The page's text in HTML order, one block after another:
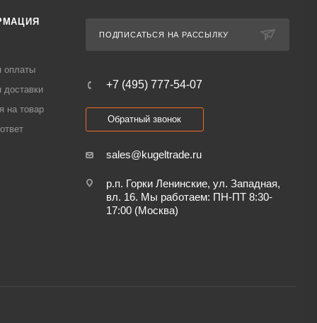
оплаты
доставки
на товар
ПОДПИСАТЬСЯ НА РАССЫЛКУ
+7 (495) 777-54-07
Обратный звонок
sales@kugeltrade.ru
р.п. Горки Ленинские, ул. Западная,
вл. 16. Мы работаем: ПН-ПТ 8:30-
17:00 (Москва)